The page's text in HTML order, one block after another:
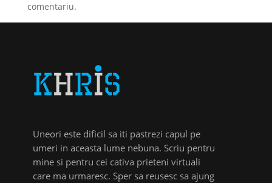
comentariu.
Uneori este dificil sa iti pastrezi capul pe
umeri in aceasta lume nebuna. Scriu pentru
mine si pentru cei cativa prieteni virtuali
care ma urmaresc. Sper sa reusesc sa ajung